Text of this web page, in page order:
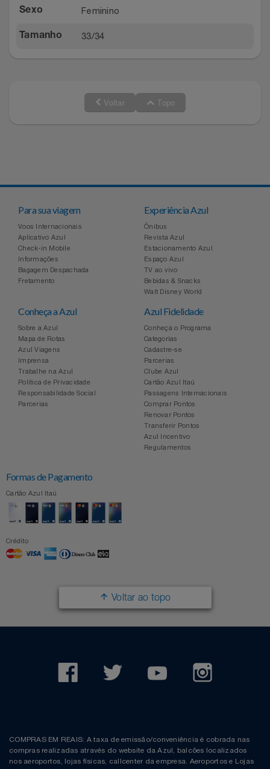
Relógios
Stanley Pmi
Sexo Feminino
Tamanho 33/34
Voltar Topo
Para sua viagem
Voos Internacionais
Aplicativo Azul
Check-in Mobile
Informações
Bagagem Despachada
Fretamento
Experiência Azul
Ônibus
Revista Azul
Estacionamento Azul
Espaço Azul
TV ao vivo
Bebidas & Snacks
Walt Disney World
Conheça a Azul
Sobre a Azul
Mapa de Rotas
Azul Viagens
Imprensa
Trabalhe na Azul
Política de Privacidade
Responsabilidade Social
Parcerias
Azul Fidelidade
Conheça o Programa
Categorias
Cadastre-se
Parcerias
Clube Azul
Cartão Azul Itaú
Passagens Internacionais
Comprar Pontos
Renovar Pontos
Transferir Pontos
Azul Incentivo
Regulamentos
Formas de Pagamento
Cartão Azul Itaú
Crédito
Voltar ao topo
COMPRAS EM REAIS: A taxa de emissão/conveniência é cobrada nas
compras realizadas através do website da Azul, balcões localizados
nos aeroportos, lojas físicas, callcenter da empresa. Aeroportos e Lojas